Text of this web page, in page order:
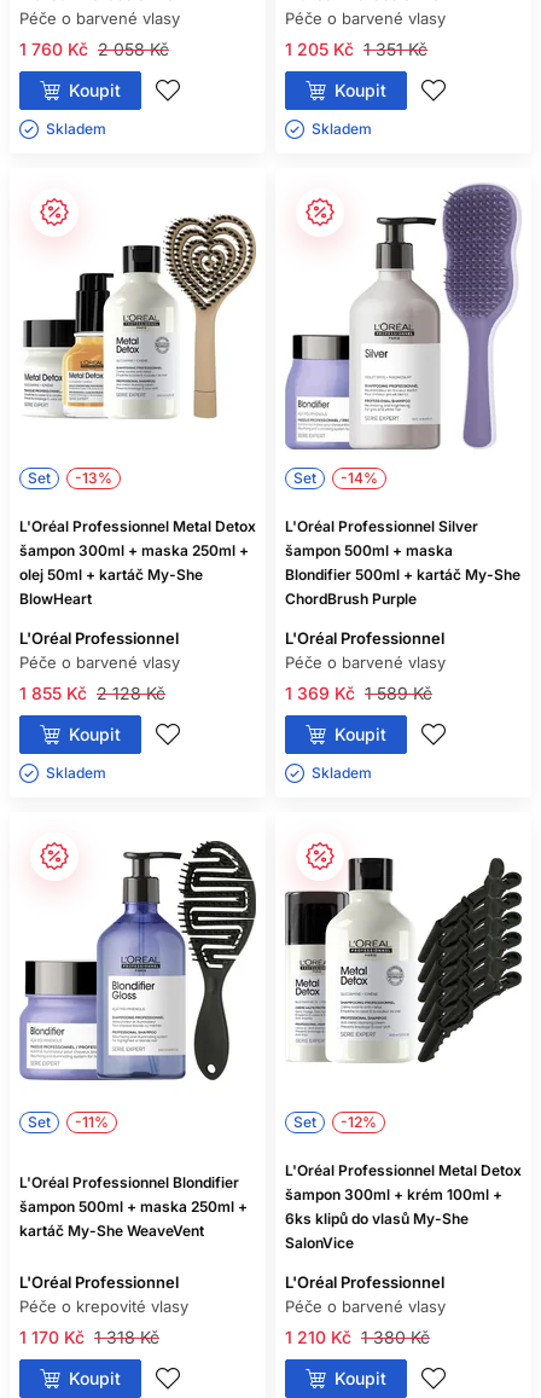
Péče o barvené vlasy
2 058 Kč
1 760 Kč
Koupit
Skladem ㅤ
Péče o barvené vlasy
1 351 Kč
1 205 Kč
Koupit
Skladem ㅤ
Set -13%
L'Oréal Professionnel Metal Detox
šampon 300ml + maska 250ml +
olej 50ml + kartáč My-She
BlowHeart
L'Oréal Professionnel
Péče o barvené vlasy
2 128 Kč
1 855 Kč
Koupit
Skladem ㅤ
Set -14%
L'Oréal Professionnel Silver
šampon 500ml + maska
Blondifier 500ml + kartáč My-She
ChordBrush Purple
L'Oréal Professionnel
Péče o barvené vlasy
1 589 Kč
1 369 Kč
Koupit
Skladem ㅤ
Set -11%
L'Oréal Professionnel Blondifier
šampon 500ml + maska 250ml +
kartáč My-She WeaveVent
L'Oréal Professionnel
Péče o krepovité vlasy
1 318 Kč
1 170 Kč
Koupit
Set -12%
L'Oréal Professionnel Metal Detox
šampon 300ml + krém 100ml +
6ks klipů do vlasů My-She
SalonVice
L'Oréal Professionnel
Péče o barvené vlasy
1 380 Kč
1 210 Kč
Koupit